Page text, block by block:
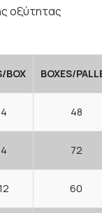
οξύτητας
BOX BOXES/
4 48
4 72
60